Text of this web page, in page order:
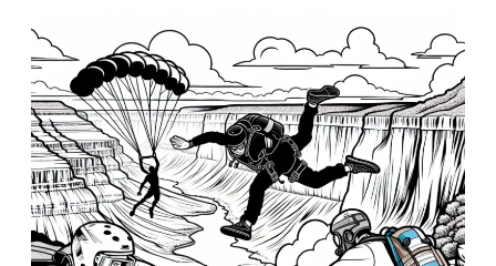
b
l
i
c
a
t
i
o
n